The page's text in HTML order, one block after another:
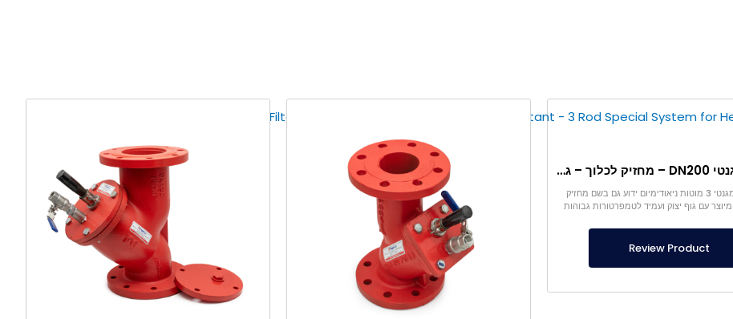
פילטר מגנטי DN200 – מחזיק לכלוך – גוף יצוק – עמיד ב-150°C – מערכת מיוחדת 3 מוטות לחימום דירות
הפילטר המגנטי 3 מוטות ניאודימיום ידוע גם בשם מחזיק
עם גוף יצוק ועמיד לטמפרטורות גבוהות
Review Product